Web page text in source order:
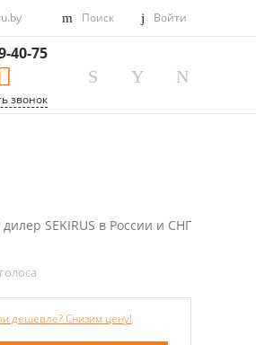
Поиск Войти
40-75
звонок
SEKIRUS в России и СНГ
дешевле? Снизим цену!